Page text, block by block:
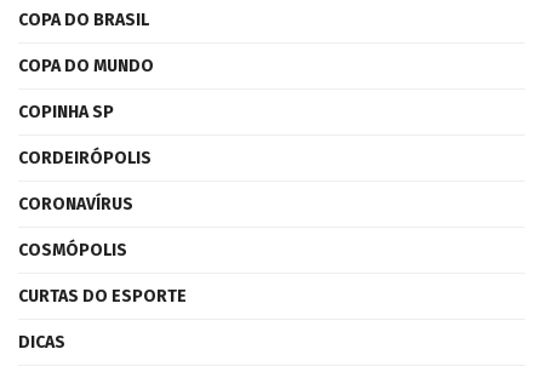
COPA DO BRASIL
COPA DO MUNDO
COPINHA SP
CORDEIRÓPOLIS
CORONAVÍRUS
COSMÓPOLIS
CURTAS DO ESPORTE
DICAS